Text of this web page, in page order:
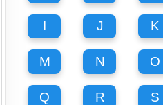
I J K
M N O
Q R S